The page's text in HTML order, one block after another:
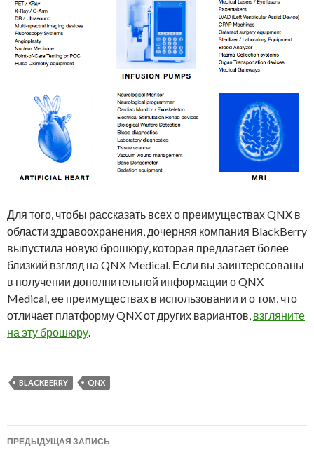
Для того, чтобы рассказать всех о преимуществах QNX в
области здравоохранения, дочерняя компания BlackBerry
выпустила новую брошюру, которая предлагает более
близкий взгляд на QNX Medical. Если вы заинтересованы
в получении дополнительной информации о QNX
Medical, ее преимуществах в использовании и о том, что
отличает платформу QNX от других вариантов, взгляните
на эту брошюру.
BLACKBERRY QNX
Навигация
ПРЕДЫДУЩАЯ ЗАПИСЬ